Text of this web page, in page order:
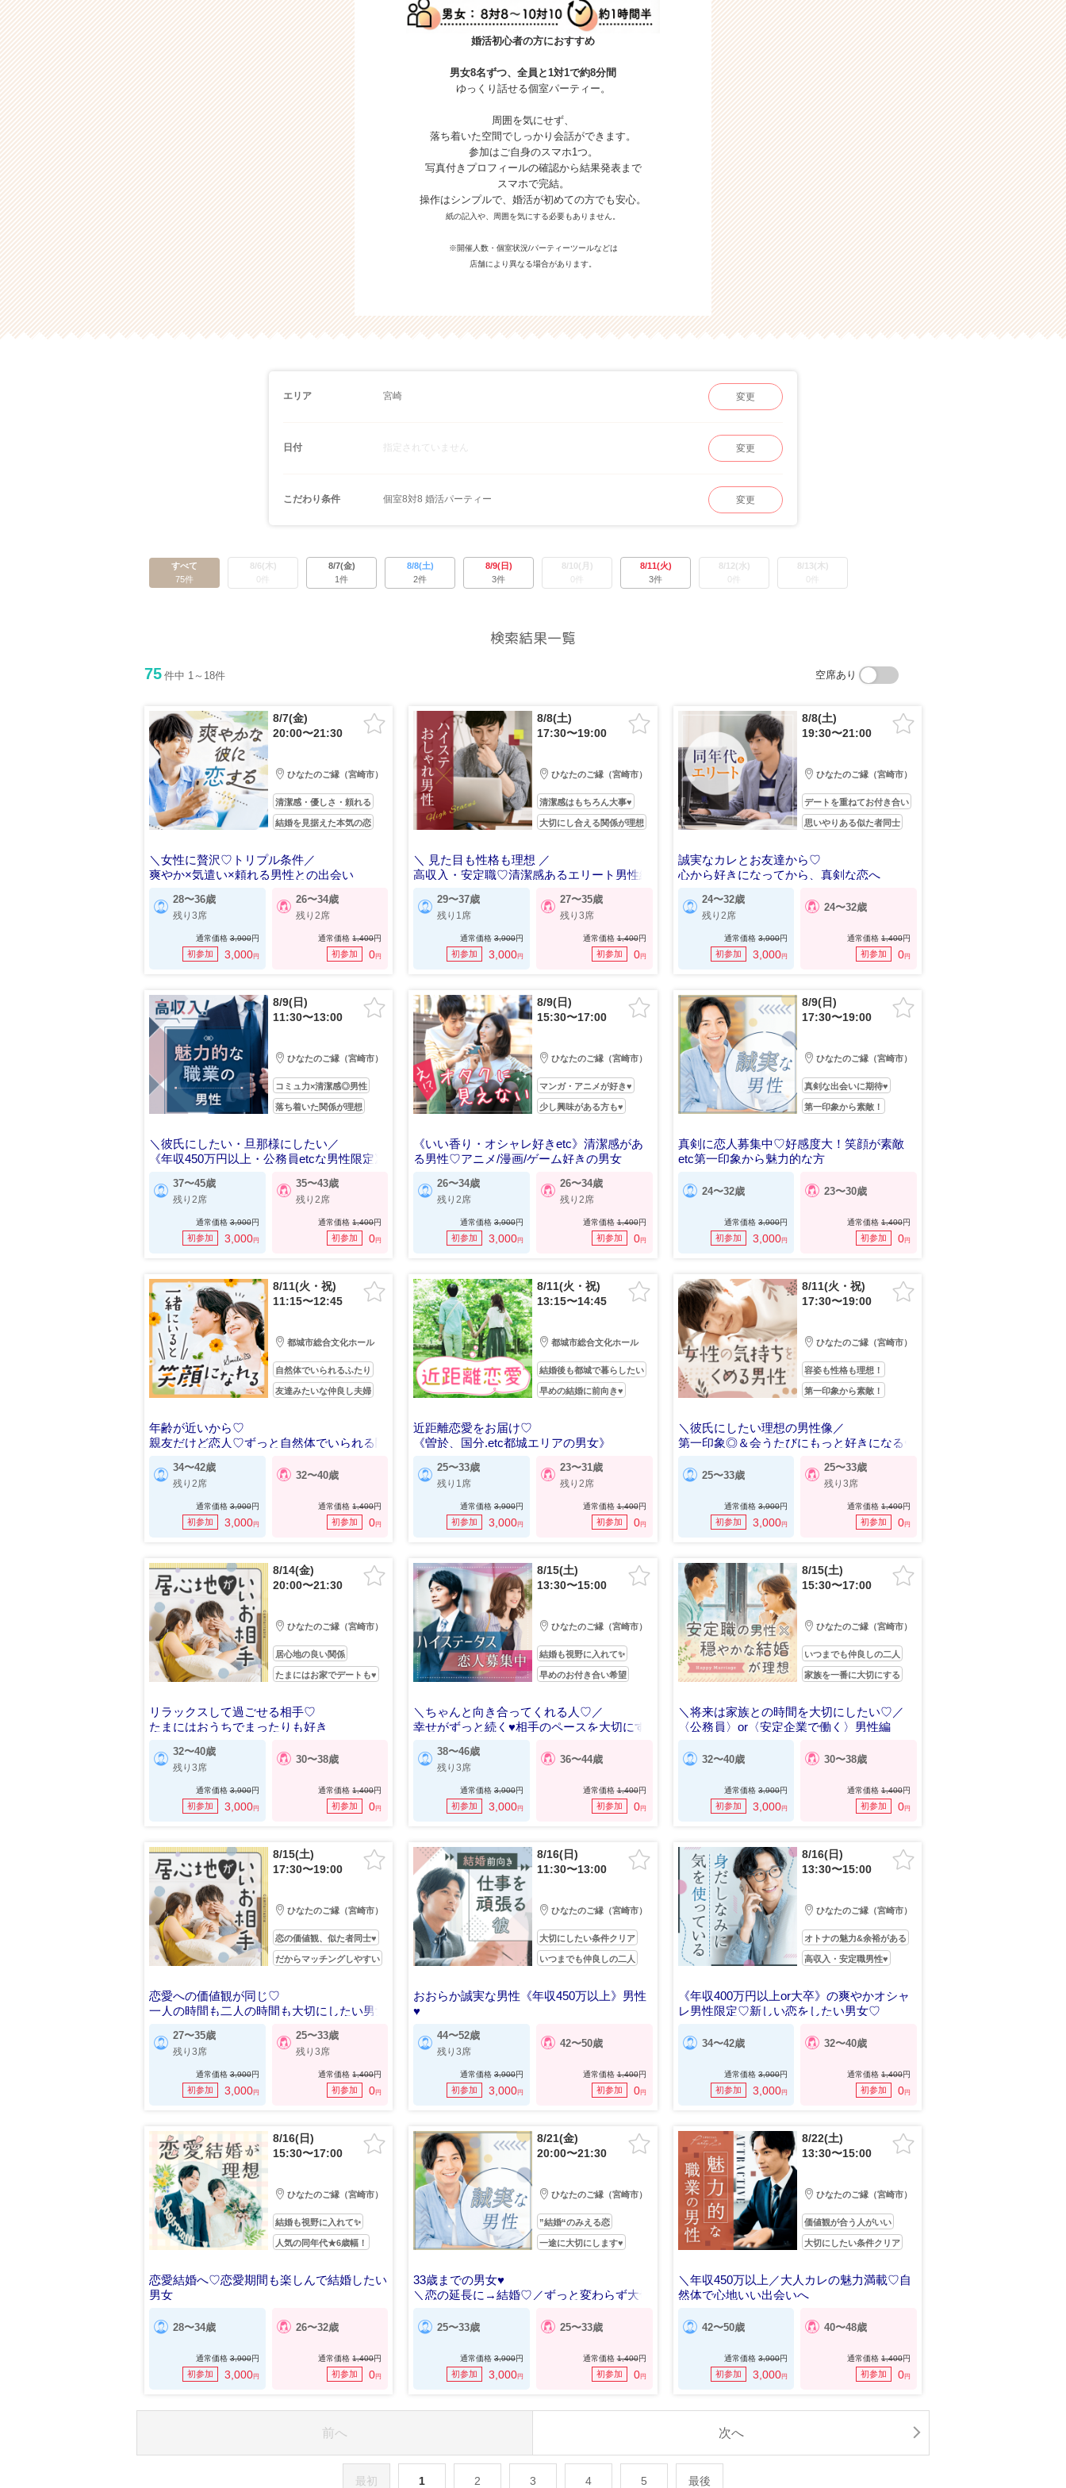
婚活初心者の方におすすめ
男女8名ずつ、全員と1対1で約8分間
ゆっくり話せる個室パーティー。
周囲を気にせず、
落ち着いた空間でしっかり会話ができます。
参加はご自身のスマホ1つ。
写真付きプロフィールの確認から結果発表まで
スマホで完結。
操作はシンプルで、婚活が初めての方でも安心。
紙の記入や、周囲を気にする必要もありません。
※開催人数・個室状況/パーティーツールなどは
店舗により異なる場合があります。
エリア 宮崎 変更
日付 指定されていません 変更
こだわり条件 個室8対8 婚活パーティー 変更
すべて
75件
8/6(木)
0件
8/7(金)
1件
8/8(土)
2件
8/9(日)
3件
8/10(月)
0件
8/11(火)
3件
8/12(水)
0件
8/13(木)
0件
検索結果一覧
75 件中 1～18件 空席あり
8/7(金)
20:00〜21:30
ひなたのご縁（宮崎市）
清潔感・優しさ・頼れる
結婚を見据えた本気の恋
＼女性に贅沢♡トリプル条件／
爽やか×気遣い×頼れる男性との出会い
28〜36歳
残り3席
通常価格3,900円
初参加 3,000円
26〜34歳
残り2席
通常価格1,400円
初参加 0円
8/8(土)
17:30〜19:00
ひなたのご縁（宮崎市）
清潔感はもちろん大事♥
大切にし合える関係が理想
＼ 見た目も性格も理想 ／
高収入・安定職♡清潔感あるエリート男性編
29〜37歳
残り1席
通常価格 3,900円
初参加 3,000円
27〜35歳
残り3席
通常価格1,400円
初参加 0円
8/8(土)
19:30〜21:00
ひなたのご縁（宮崎市）
デートを重ねてお付き合い
思いやりある似た者同士
誠実なカレとお友達から♡
心から好きになってから、真剣な恋へ
24〜32歳
残り2席
通常価格3,900円
初参加 3,000円
24〜32歳
通常価格 1,400円
初参加 0円
8/9(日)
11:30〜13:00
ひなたのご縁（宮崎市）
コミュ力×清潔感◎男性
落ち着いた関係が理想
＼彼氏にしたい・旦那様にしたい／
《年収450万円以上・公務員etcな男性限定》
37〜45歳
残り2席
通常価格3,900円
初参加 3,000円
35〜43歳
残り2席
通常価格1,400円
初参加 0円
8/9(日)
15:30〜17:00
ひなたのご縁（宮崎市）
マンガ・アニメが好き♥
少し興味がある方も♥
《いい香り・オシャレ好きetc》清潔感があ
る男性♡アニメ/漫画/ゲーム好きの男女
26〜34歳
残り2席
通常価格 3,900円
初参加 3,000円
26〜34歳
残り2席
通常価格1,400円
初参加 0円
8/9(日)
17:30〜19:00
ひなたのご縁（宮崎市）
真剣な出会いに期待♥
第一印象から素敵！
真剣に恋人募集中♡好感度大！笑顔が素敵
etc第一印象から魅力的な方
24〜32歳
通常価格3,900円
初参加 3,000円
23〜30歳
通常価格 1,400円
初参加 0円
8/11(火・祝)
11:15〜12:45
都城市総合文化ホール
自然体でいられるふたり
友達みたいな仲良し夫婦
年齢が近いから♡
親友だけど恋人♡ずっと自然体でいられる関
34〜42歳
残り2席
通常価格3,900円
初参加 3,000円
32〜40歳
通常価格1,400円
初参加 0円
8/11(火・祝)
13:15〜14:45
都城市総合文化ホール
結婚後も都城で暮らしたい
早めの結婚に前向き♥
近距離恋愛をお届け♡
《曽於、国分.etc都城エリアの男女》
25〜33歳
残り1席
通常価格 3,900円
初参加 3,000円
23〜31歳
残り2席
通常価格1,400円
初参加 0円
8/11(火・祝)
17:30〜19:00
ひなたのご縁（宮崎市）
容姿も性格も理想！
第一印象から素敵！
＼彼氏にしたい理想の男性像／
第一印象◎＆会うたびにもっと好きになる♥
25〜33歳
通常価格3,900円
初参加 3,000円
25〜33歳
残り3席
通常価格 1,400円
初参加 0円
8/14(金)
20:00〜21:30
ひなたのご縁（宮崎市）
居心地の良い関係
たまにはお家でデートも♥
リラックスして過ごせる相手♡
たまにはおうちでまったりも好き
32〜40歳
残り3席
通常価格3,900円
初参加 3,000円
30〜38歳
通常価格1,400円
初参加 0円
8/15(土)
13:30〜15:00
ひなたのご縁（宮崎市）
結婚も視野に入れて✨
早めのお付き合い希望
＼ちゃんと向き合ってくれる人♡／
幸せがずっと続く♥相手のペースを大切にす
38〜46歳
残り3席
通常価格 3,900円
初参加 3,000円
36〜44歳
通常価格1,400円
初参加 0円
8/15(土)
15:30〜17:00
ひなたのご縁（宮崎市）
いつまでも仲良しの二人
家族を一番に大切にする
＼将来は家族との時間を大切にしたい♡／
〈公務員〉or〈安定企業で働く〉男性編
32〜40歳
通常価格3,900円
初参加 3,000円
30〜38歳
通常価格 1,400円
初参加 0円
8/15(土)
17:30〜19:00
ひなたのご縁（宮崎市）
恋の価値観、似た者同士♥
だからマッチングしやすい
恋愛への価値観が同じ♡
一人の時間も二人の時間も大切にしたい男女
27〜35歳
残り3席
通常価格3,900円
初参加 3,000円
25〜33歳
残り3席
通常価格1,400円
初参加 0円
8/16(日)
11:30〜13:00
ひなたのご縁（宮崎市）
大切にしたい条件クリア
いつまでも仲良しの二人
おおらか誠実な男性《年収450万以上》男性
♥
44〜52歳
残り3席
通常価格 3,900円
初参加 3,000円
42〜50歳
通常価格1,400円
初参加 0円
8/16(日)
13:30〜15:00
ひなたのご縁（宮崎市）
オトナの魅力&余裕がある
高収入・安定職男性♥
《年収400万円以上or大卒》の爽やかオシャ
レ男性限定♡新しい恋をしたい男女♡
34〜42歳
通常価格3,900円
初参加 3,000円
32〜40歳
通常価格 1,400円
初参加 0円
8/16(日)
15:30〜17:00
ひなたのご縁（宮崎市）
結婚も視野に入れて✨
人気の同年代★6歳幅！
恋愛結婚へ♡恋愛期間も楽しんで結婚したい
男女
28〜34歳
通常価格3,900円
初参加 3,000円
26〜32歳
通常価格1,400円
初参加 0円
8/21(金)
20:00〜21:30
ひなたのご縁（宮崎市）
”結婚“のみえる恋
一途に大切にします♥
33歳までの男女♥
＼恋の延長に→結婚♡／ずっと変わらず大切
25〜33歳
通常価格 3,900円
初参加 3,000円
25〜33歳
通常価格1,400円
初参加 0円
8/22(土)
13:30〜15:00
ひなたのご縁（宮崎市）
価値観が合う人がいい
大切にしたい条件クリア
＼年収450万以上／大人カレの魅力満載♡自
然体で心地いい出会いへ
42〜50歳
通常価格3,900円
初参加 3,000円
40〜48歳
通常価格 1,400円
初参加 0円
前へ 次へ
最初 1 2 3 4 5 最後